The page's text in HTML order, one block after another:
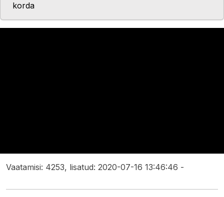
korda
Vaatamisi: 4253, lisatud: 2020-07-16 13:46:46 -